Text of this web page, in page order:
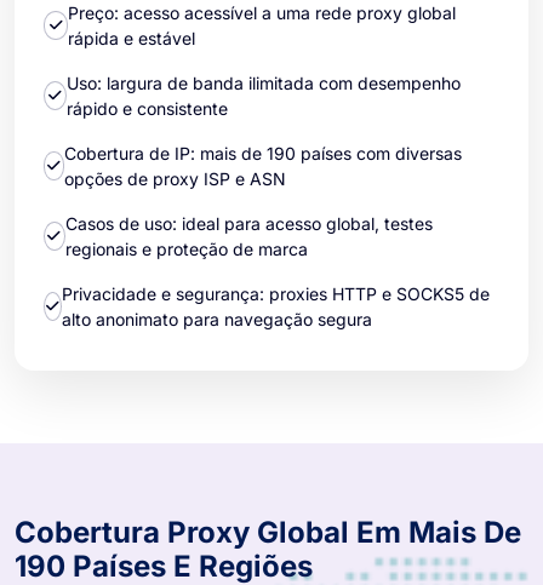
Preço: acesso acessível a uma rede proxy global
rápida e estável
Uso: largura de banda ilimitada com desempenho
rápido e consistente
Cobertura de IP: mais de 190 países com diversas
opções de proxy ISP e ASN
Casos de uso: ideal para acesso global, testes
regionais e proteção de marca
Privacidade e segurança: proxies HTTP e SOCKS5 de
alto anonimato para navegação segura
Cobertura Proxy Global Em Mais De
190 Países E Regiões